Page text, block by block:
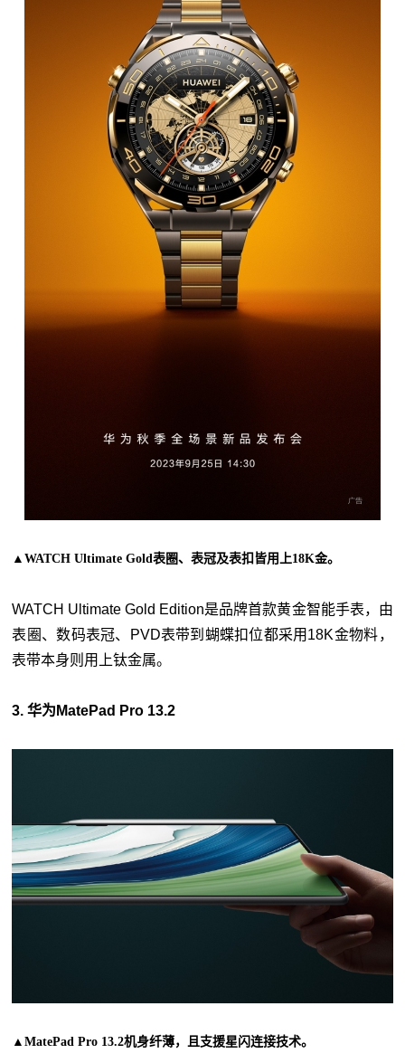
▲WATCH Ultimate Gold表圈、表冠及表扣皆用上18K金。
WATCH Ultimate Gold Edition是品牌首款黄金智能手表，由
表圈、数码表冠、PVD表带到蝴蝶扣位都采用18K金物料，
表带本身则用上钛金属。
3. 华为MatePad Pro 13.2
▲MatePad Pro 13.2机身纤薄，且支援星闪连接技术。